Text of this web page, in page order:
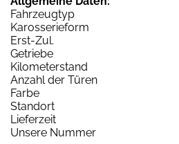
Fahrzeugtyp
Karosserieform
Erst-Zul.
Getriebe
Kilometerstand
Anzahl der Türen
Farbe
Standort
Lieferzeit
Unsere Nummer